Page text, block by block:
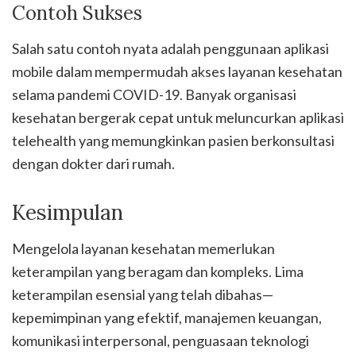
Contoh Sukses
Salah satu contoh nyata adalah penggunaan aplikasi
mobile dalam mempermudah akses layanan kesehatan
selama pandemi COVID-19. Banyak organisasi
kesehatan bergerak cepat untuk meluncurkan aplikasi
telehealth yang memungkinkan pasien berkonsultasi
dengan dokter dari rumah.
Kesimpulan
Mengelola layanan kesehatan memerlukan
keterampilan yang beragam dan kompleks. Lima
keterampilan esensial yang telah dibahas—
kepemimpinan yang efektif, manajemen keuangan,
komunikasi interpersonal, penguasaan teknologi